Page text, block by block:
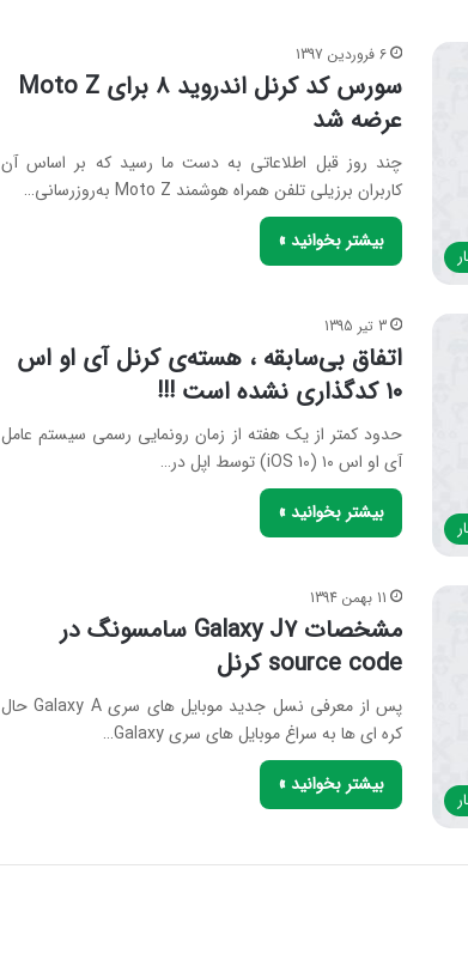
6 فروردین 1397
سورس کد کرنل اندروید ۸ برای Moto Z
عرضه شد
چند روز قبل اطلاعاتی به دست ما رسید که بر اساس آن
کاربران برزیلی تلفن همراه هوشمند Moto Z به‌روزرسانی…
بیشتر بخوانید »
3 تیر 1395
اتفاق بی‌سابقه ، هسته‌ی کرنل آی او اس
۱۰ کدگذاری نشده است !!!
حدود کمتر از یک هفته از زمان رونمایی رسمی سیستم عامل
آی او اس ۱۰ (iOS 10) توسط اپل در…
بیشتر بخوانید »
11 بهمن 1394
مشخصات Galaxy J7 سامسونگ در
source code کرنل
پس از معرفی نسل جدید موبایل های سری Galaxy A حال
کره ای ها به سراغ موبایل های سری Galaxy…
بیشتر بخوانید »